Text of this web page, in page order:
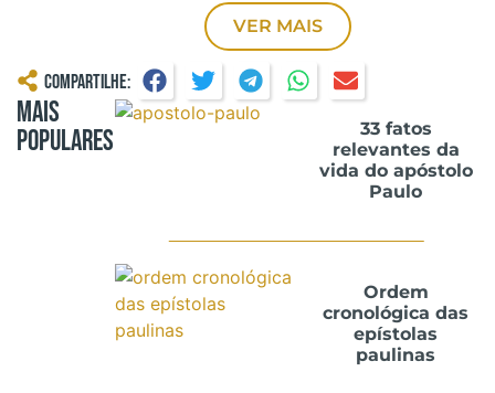
VER MAIS
Compartilhe:
Mais
Populares
33 fatos
relevantes da
vida do apóstolo
Paulo
Ordem
cronológica das
epístolas
paulinas